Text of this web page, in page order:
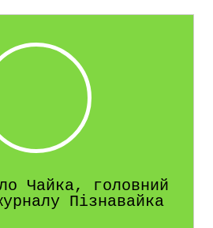
Чайка, головний
Пізнавайка